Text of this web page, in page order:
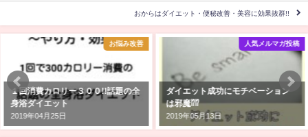
おからはダイエット・便秘改善・美容に効果抜群!!
お悩み改善
１回消費カロリー３００!!話題の全
身浴ダイエット
2019年04月25日
人気メルマガ投稿
ダイエット成功にモチベーション
は邪魔⁉⁉
2019年05月13日